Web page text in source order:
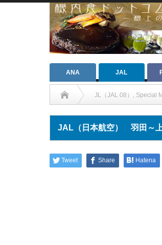
ANA JAL
JL（JAL 08） , Special
JAL（日本航空） 羽田～
Tweet Share Hatena